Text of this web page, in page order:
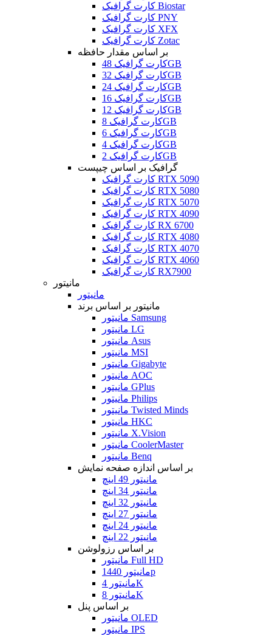
کارت گرافیک Biostar
کارت گرافیک PNY
کارت گرافیک XFX
کارت گرافیک Zotac
بر اساس مقدار حافظه
کارت گرافیک 48GB
کارت گرافیک 32GB
کارت گرافیک 24GB
کارت گرافیک 16GB
کارت گرافیک 12GB
کارت گرافیک 8GB
کارت گرافیک 6GB
کارت گرافیک 4GB
کارت گرافیک 2GB
گرافیک بر اساس چیپست
کارت گرافیک RTX 5090
کارت گرافیک RTX 5080
کارت گرافیک RTX 5070
کارت گرافیک RTX 4090
کارت گرافیک RX 6700
کارت گرافیک RTX 4080
کارت گرافیک RTX 4070
کارت گرافیک RTX 4060
کارت گرافیک RX7900
مانیتور
مانیتور
مانیتور بر اساس برند
مانیتور Samsung
مانیتور LG
مانیتور Asus
مانیتور MSI
مانیتور Gigabyte
مانیتور AOC
مانیتور GPlus
مانیتور Philips
مانیتور Twisted Minds
مانیتور HKC
مانیتور X.Vision
مانیتور CoolerMaster
مانیتور Benq
بر اساس اندازه صفحه نمایش
مانیتور 49 اینچ
مانیتور 34 اینچ
مانیتور 32 اینچ
مانیتور 27 اینچ
مانیتور 24 اینچ
مانیتور 22 اینچ
بر اساس رزولوشن
مانیتور Full HD
مانیتور 1440p
مانیتور 4K
مانیتور 8K
بر اساس پنل
مانیتور OLED
مانیتور IPS